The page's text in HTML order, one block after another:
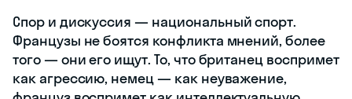
Спор и дискуссия — национальный спорт.
Французы не боятся конфликта мнений, более
того — они его ищут. То, что британец воспримет
как агрессию, немец — как неуважение,